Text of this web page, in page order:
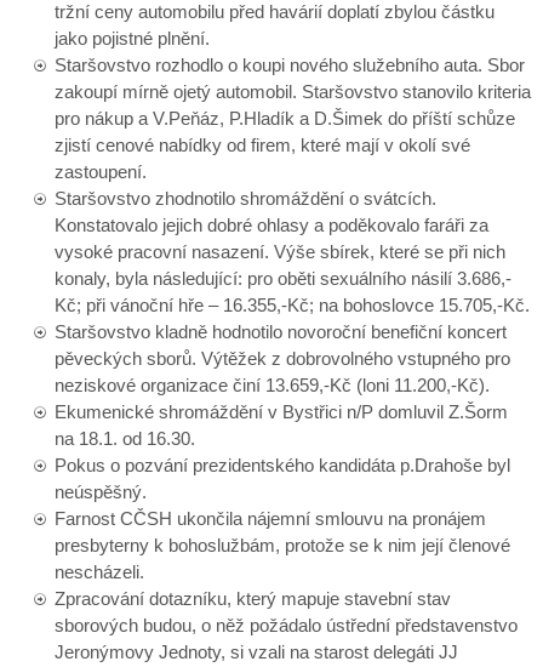
tržní ceny automobilu před havárií doplatí zbylou částku
jako pojistné plnění.
Staršovstvo rozhodlo o koupi nového služebního auta. Sbor
zakoupí mírně ojetý automobil. Staršovstvo stanovilo kriteria
pro nákup a V.Peňáz, P.Hladík a D.Šimek do příští schůze
zjistí cenové nabídky od firem, které mají v okolí své
zastoupení.
Staršovstvo zhodnotilo shromáždění o svátcích.
Konstatovalo jejich dobré ohlasy a poděkovalo faráři za
vysoké pracovní nasazení. Výše sbírek, které se při nich
konaly, byla následující: pro oběti sexuálního násilí 3.686,-
Kč; při vánoční hře – 16.355,-Kč; na bohoslovce 15.705,-Kč.
Staršovstvo kladně hodnotilo novoroční benefiční koncert
pěveckých sborů. Výtěžek z dobrovolného vstupného pro
neziskové organizace činí 13.659,-Kč (loni 11.200,-Kč).
Ekumenické shromáždění v Bystřici n/P domluvil Z.Šorm
na 18.1. od 16.30.
Pokus o pozvání prezidentského kandidáta p.Drahoše byl
neúspěšný.
Farnost CČSH ukončila nájemní smlouvu na pronájem
presbyterny k bohoslužbám, protože se k nim její členové
nescházeli.
Zpracování dotazníku, který mapuje stavební stav
sborových budou, o něž požádalo ústřední představenstvo
Jeronýmovy Jednoty, si vzali na starost delegáti JJ